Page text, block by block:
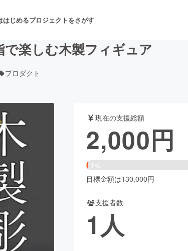
はじめるプロジェクトをさがす
舞台・パフォーマンス
フード・飲食店
ビューティー・ヘルスケア
楽しむ木製フィギュア
プロダクト
現在の支援総額
2,000円
1%
目標金額は130,000円
支援者数
1人